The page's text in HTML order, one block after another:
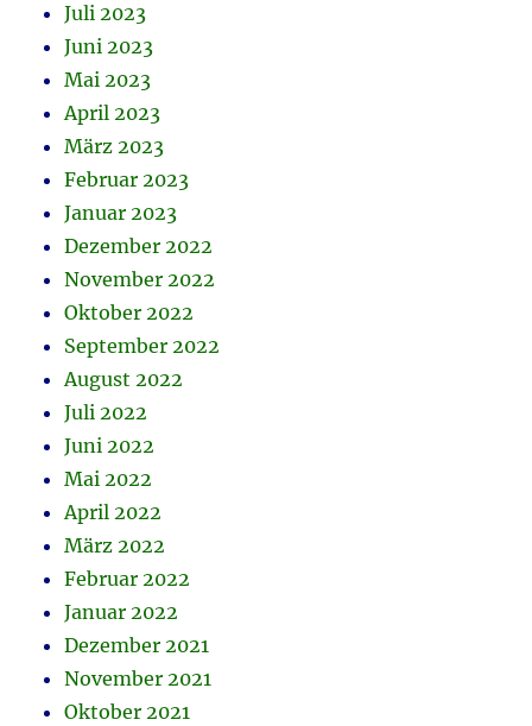
Juli 2023
Juni 2023
Mai 2023
April 2023
März 2023
Februar 2023
Januar 2023
Dezember 2022
November 2022
Oktober 2022
September 2022
August 2022
Juli 2022
Juni 2022
Mai 2022
April 2022
März 2022
Februar 2022
Januar 2022
Dezember 2021
November 2021
Oktober 2021